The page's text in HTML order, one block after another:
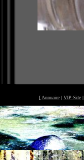
[ Annuaire | VIP-Site
©